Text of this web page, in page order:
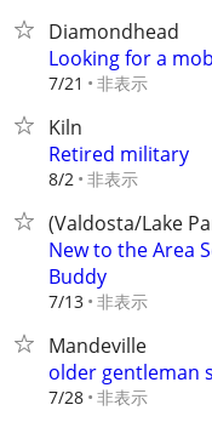
Diamondhead
Looking for a
7/21 非表示
Kiln
Retired military
8/2 非表示
(Valdosta/Lake
New to the Area
Buddy
7/13 非表示
Mandeville
older gentleman
7/28 非表示